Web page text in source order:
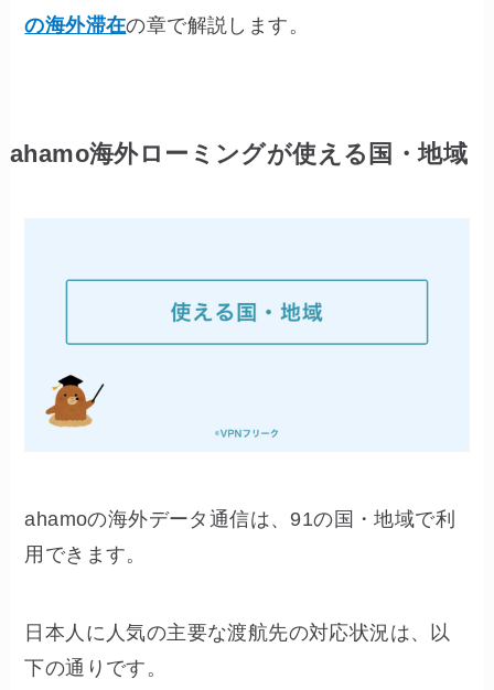
の海外滞在の章で解説します。
ahamo海外ローミングが使える国・地域
ahamoの海外データ通信は、91の国・地域で利
用できます。
日本人に人気の主要な渡航先の対応状況は、以
下の通りです。